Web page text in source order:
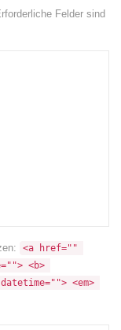
Felder sind
<a href=""
<b>
<em>